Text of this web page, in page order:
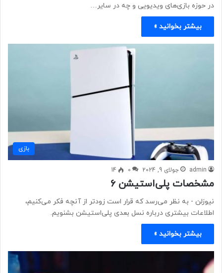
در حوزه بازی‌های ویدیویی و چه در سایر…
بیشتر بخوانید »
بازی
admin جولای 9, 2024 0
14
مشخصات پلی‌استیشن ۶
نیوزلن - به نظر می‌رسد که قرار است زودتر از آنچه فکر می‌کنیم،
اطلاعات بیشتری درباره نسل بعدی پلی‌استیشن بشنویم.
بیشتر بخوانید »